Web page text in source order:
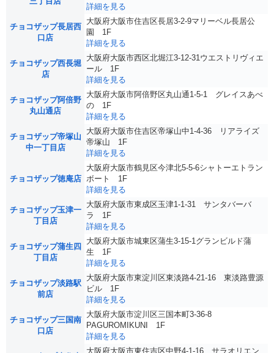
詳細を見る
チョコザップ長居西
口店
大阪府大阪市住吉区長居3-2-9マリーベル長居公
園 1F
詳細を見る
チョコザップ西長堀
店
大阪府大阪市西区北堀江3-12-31ウエストリヴィエ
ール 1F
詳細を見る
チョコザップ阿倍野
丸山通店
大阪府大阪市阿倍野区丸山通1-5-1 グレイスあべ
の 1F
詳細を見る
チョコザップ帝塚山
中一丁目店
大阪府大阪市住吉区帝塚山中1-4-36 リアライズ
帝塚山 1F
詳細を見る
チョコザップ徳庵店
大阪府大阪市鶴見区今津北5-5-6シャトーエトラン
ボート 1F
詳細を見る
チョコザップ玉津一
丁目店
大阪府大阪市東成区玉津1-1-31 サンタバーバ
ラ 1F
詳細を見る
チョコザップ蒲生四
丁目店
大阪府大阪市城東区蒲生3-15-1グランビルド蒲
生 1F
詳細を見る
チョコザップ淡路駅
前店
大阪府大阪市東淀川区東淡路4-21-16 東淡路豊源
ビル 1F
詳細を見る
チョコザップ三国南
口店
大阪府大阪市淀川区三国本町3-36-8
PAGUROMIKUNI 1F
詳細を見る
大阪府大阪市東住吉区中野4-1-16 サラオリエン